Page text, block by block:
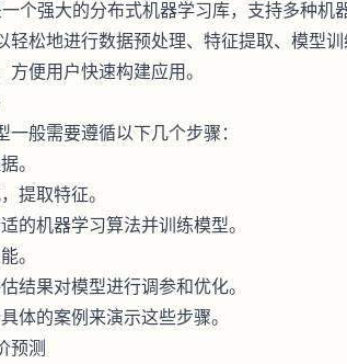
个强大的分布式机器学习库，支持多种机
轻松地进行数据预处理、特征提取、模型
便用户快速构建应用。
般需要遵循以下几个步骤：
。
提取特征。
的机器学习算法并训练模型。
。
结果对模型进行调参和优化。
体的案例来演示这些步骤。
预测